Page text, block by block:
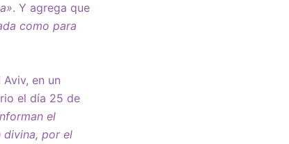
. Y agrega que
como para
en un
el día 25 de
el
divina, por el